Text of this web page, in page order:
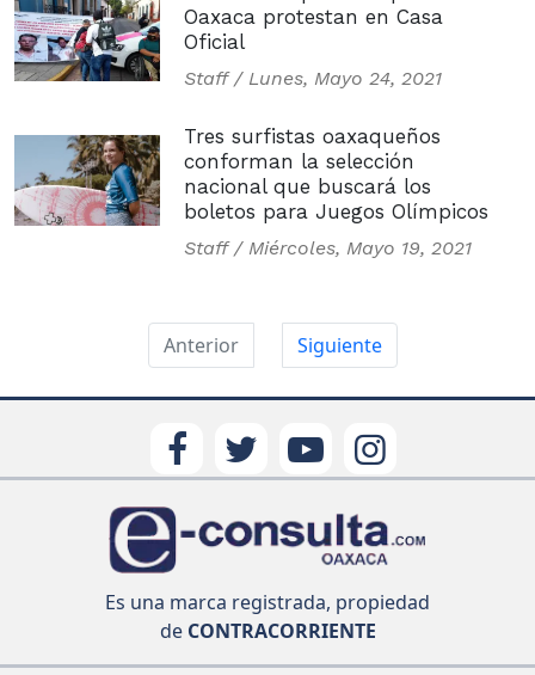
Oaxaca protestan en Casa
Oficial
Staff / Lunes, Mayo 24, 2021
Tres surfistas oaxaqueños
conforman la selección
nacional que buscará los
boletos para Juegos Olímpicos
Staff / Miércoles, Mayo 19, 2021
Anterior Siguiente
Es una marca registrada, propiedad
deCONTRACORRIENTE